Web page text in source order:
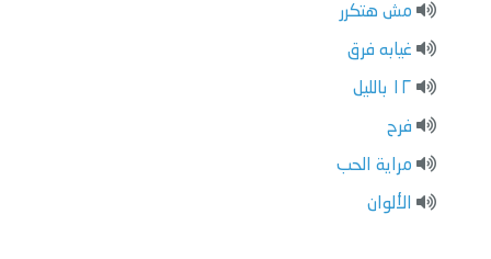
مش هتكرر
غيابه فرق
١٢ بالليل
فرح
مراية الحب
الألوان